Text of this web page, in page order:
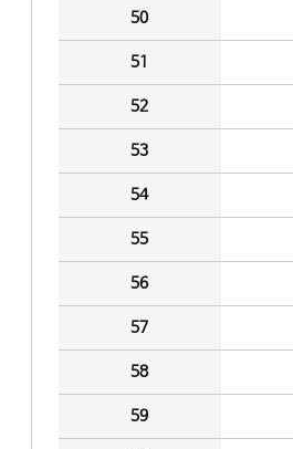
50
51
52
53
54
55
56
57
58
59